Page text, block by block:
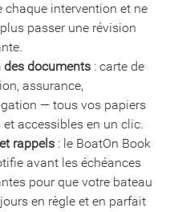
chaque intervention et ne
passer une révision
des documents : carte de
assurance,
— tous vos papiers
et accessibles en un clic.
rappels : le BoatOn Book
avant les échéances
pour que votre bateau
en règle et en parfait